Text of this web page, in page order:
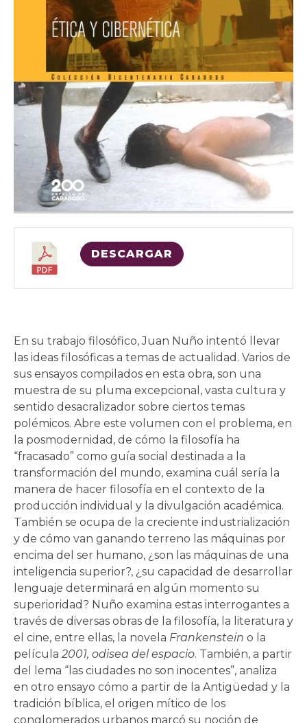
DESCARGAR
En su trabajo filosófico, Juan Nuño intentó llevar
las ideas filosóficas a temas de actualidad. Varios de
sus ensayos compilados en esta obra, son una
muestra de su pluma excepcional, vasta cultura y
sentido desacralizador sobre ciertos temas
polémicos. Abre este volumen con el problema, en
la posmodernidad, de cómo la filosofía ha
“fracasado” como guía social destinada a la
transformación del mundo, examina cuál sería la
manera de hacer filosofía en el contexto de la
producción individual y la divulgación académica.
También se ocupa de la creciente industrialización
y de cómo van ganando terreno las máquinas por
encima del ser humano, ¿son las máquinas de una
inteligencia superior?, ¿su capacidad de desarrollar
lenguaje determinará en algún momento su
superioridad? Nuño examina estas interrogantes a
través de diversas obras de la filosofía, la literatura y
el cine, entre ellas, la novela Frankenstein o la
película 2001, odisea del espacio. También, a partir
del lema “las ciudades no son inocentes”, analiza
en otro ensayo cómo a partir de la Antigüedad y la
tradición bíblica, el origen mítico de los
conglomerados urbanos marcó su noción de